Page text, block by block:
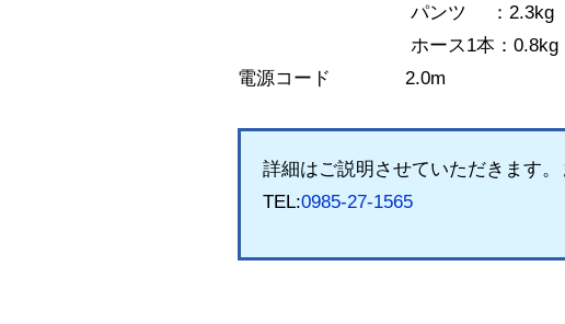
パンツ ：2.3kg
ホース1本：0.8kg
電源コード 2.0m
詳細はご説明させていただきます
TEL:0985-27-1565